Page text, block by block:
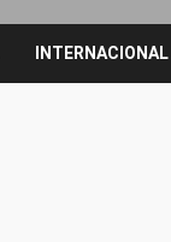
INTERNACIONAL